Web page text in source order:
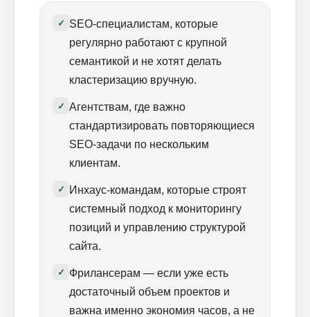
✓ SEO-специалистам, которые
регулярно работают с крупной
семантикой и не хотят делать
кластеризацию вручную.
✓ Агентствам, где важно
стандартизировать повторяющиеся
SEO-задачи по нескольким
клиентам.
✓
Инхаус-командам, которые строят
системный подход к мониторингу
позиций и управлению структурой
сайта.
✓ Фрилансерам — если уже есть
достаточный объем проектов и
важна именно экономия часов, а не